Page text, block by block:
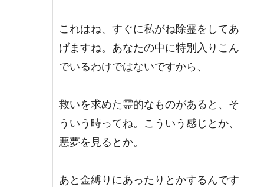
これはね、すぐに私がね除霊をしてあ
げますね。あなたの中に特別入りこん
でいるわけではないですから、
救いを求めた霊的なものがあると、そ
ういう時ってね。こういう感じとか、
悪夢を見るとか。
あと金縛りにあったりとかするんです